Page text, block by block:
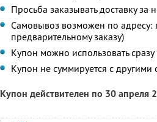
Просьба заказывать доставку
Самовывоз возможен по адресу:
предварительному заказу)
Купон можно использовать
Купон не суммируется с
Купон действителен по 30 апреля